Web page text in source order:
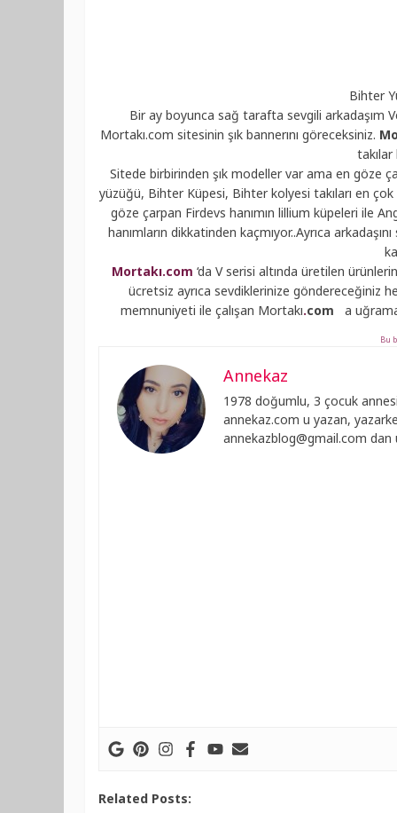
Bihter
Bir ay boyunca sağ tarafta sevgili arkadaşım
Mortakı.com sitesinin şıkbannerını göreceksiniz.
takılar
Sitede birbirinden şık modeller var ama en göze
yüzüğü, Bihter Küpesi, Bihter kolyesi takıları en çok
göze çarpan Firdevs hanımınlillium küpeleri ile
hanımların dikkatinden kaçmıyor..Ayrıca
Mortakı.com ‘da V serisi altında üretilen
ücretsiz ayrıca sevdiklerinize göndereceğiniz
memnuniyeti ile çalışan Mortakı.com a
Bu
Annekaz
1978 doğumlu, 3 çocuk
annekaz.com u yazan,
annekazblog@gmail.com dan
Related Posts: